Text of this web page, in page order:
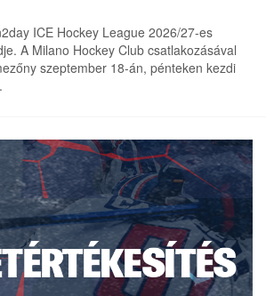
ICE Hockey League 2026/27-es
A Milano Hockey Club csatlakozásával
szeptember 18-án, pénteken kezdi